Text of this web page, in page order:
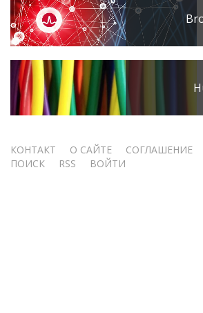
Меню
КОНТАКТ О САЙТЕ СОГЛАШЕНИЕ
ПОИСК
RSS ВОЙТИ